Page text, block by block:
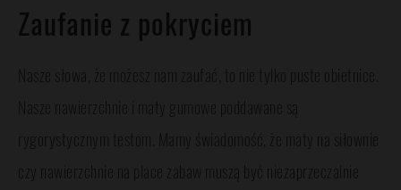
Zaufanie z pokryciem
Nasze słowa, że możesz nam zaufać, to nie tylko puste obietnice.
Nasze nawierzchnie i maty gumowe poddawane są
rygorystycznym testom. Mamy świadomość, że maty na siłownie
czy nawierzchnie na place zabaw muszą być niezaprzeczalnie